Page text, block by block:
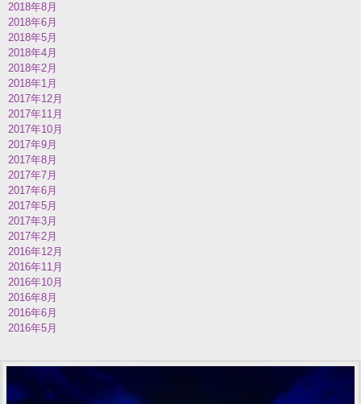
2018年8月
2018年6月
2018年5月
2018年4月
2018年2月
2018年1月
2017年12月
2017年11月
2017年10月
2017年9月
2017年8月
2017年7月
2017年6月
2017年5月
2017年3月
2017年2月
2016年12月
2016年11月
2016年10月
2016年8月
2016年6月
2016年5月